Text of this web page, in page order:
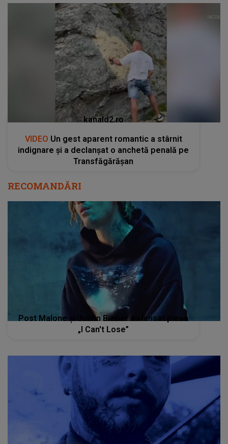
kanald2.ro
VIDEO Un gest aparent romantic a stârnit
indignare și a declanșat o anchetă penală pe
Transfăgărășan
RECOMANDĂRI
Post Malone și Justin Bieber au lansat piesa
„I Can't Lose”